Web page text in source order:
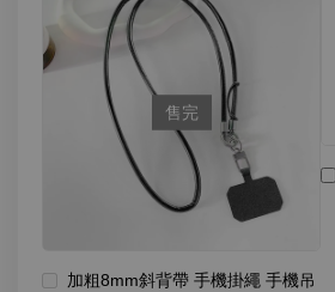
售完
加粗8mm斜背帶 手機掛繩 手機吊